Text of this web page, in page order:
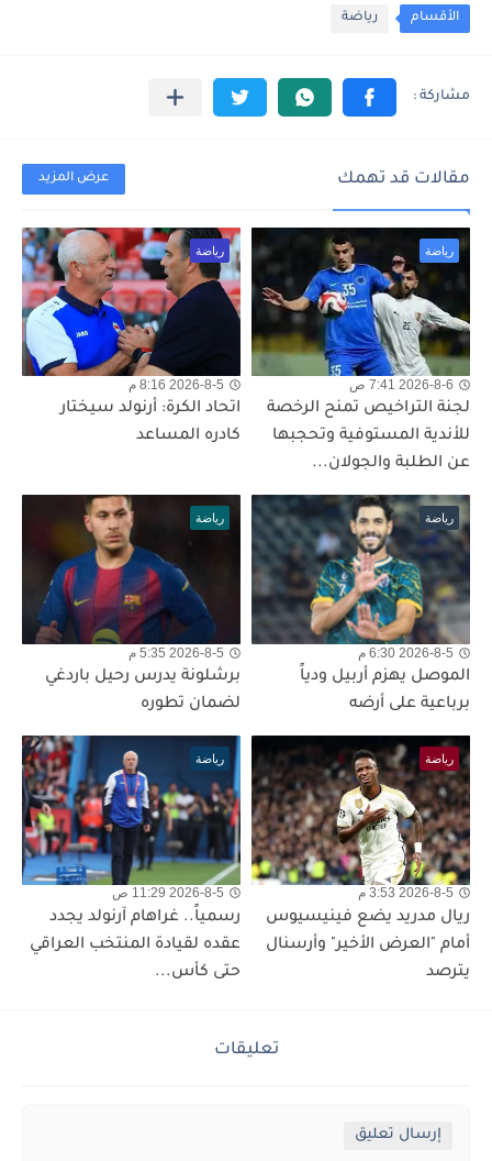
الأقسام رياضة
مقالات قد تهمك عرض المزيد
رياضة
2026-8-6 7:41 ص
لجنة التراخيص تمنح الرخصة
للأندية المستوفية وتحجبها
عن الطلبة والجولان...
رياضة
2026-8-5 8:16 م
اتحاد الكرة: أرنولد سيختار
كادره المساعد
رياضة
2026-8-5 6:30 م
الموصل يهزم أربيل ودياً
برباعية على أرضه
رياضة
2026-8-5 5:35 م
برشلونة يدرس رحيل باردغي
لضمان تطوره
رياضة
2026-8-5 3:53 م
ريال مدريد يضع فينيسيوس
أمام "العرض الأخير" وأرسنال
يترصد
رياضة
2026-8-5 11:29 ص
رسمياً.. غراهام آرنولد يجدد
عقده لقيادة المنتخب العراقي
حتى كأس...
تعليقات
إرسال تعليق